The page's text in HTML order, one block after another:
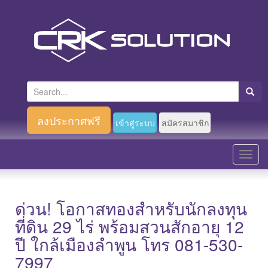
e
r
r
:
ลงประกาศฟรี เข้าสู่ระบบ สมัครสมาชิก
T
o
l
ด่วน! โอกาสทองสำหรับนักลงทุน
ที่ดิน 29 ไร่ พร้อมสวนสักอายุ 12
ปี ใกล้เมืองลำพูน โทร 081-530-
7997